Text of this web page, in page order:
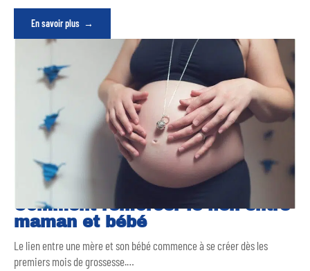
En savoir plus
Comment renforcer le lien entre
maman et bébé
Le lien entre une mère et son bébé commence à se créer dès les
premiers mois de grossesse.…